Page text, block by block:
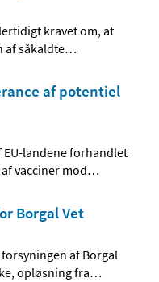
kravet om, at
af såkaldte…
af potentiel
EU-landene forhandlet
vacciner mod…
Borgal Vet
af Borgal
opløsning fra…